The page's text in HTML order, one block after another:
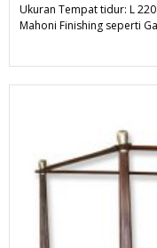
Ukuran Tempat tidur: L
Mahoni Finishing seperti